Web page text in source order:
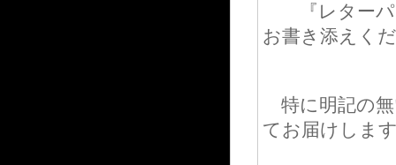
『レターパ
お書き添えく
特に明記の
てお届けしま